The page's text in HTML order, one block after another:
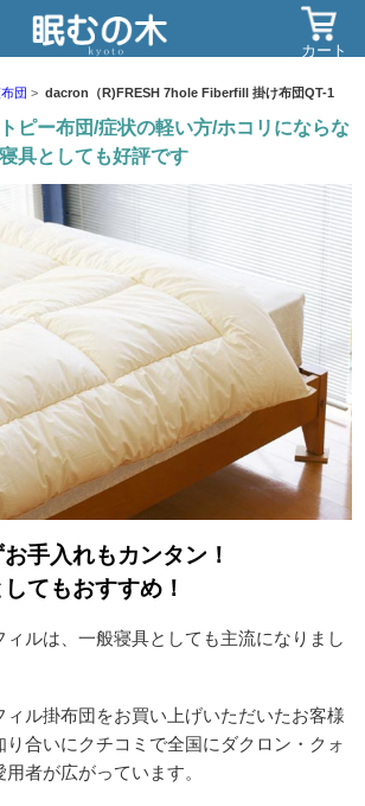
カート
団 dacron（R)FRESH 7hole Fiberfill 掛け布団QT-1
ピー布団/症状の軽い方/ホコリにならな
具としても好評です
手入れもカンタン！
てもおすすめ！
ィルは、一般寝具としても主流になりまし
ィル掛布団をお買い上げいただいたお客様
合いにクチコミで全国にダクロン・クォ
者が広がっています。